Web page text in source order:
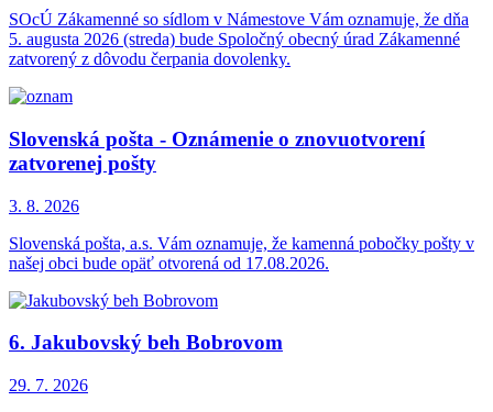
SOcÚ Zákamenné so sídlom v Námestove Vám oznamuje, že dňa
5. augusta 2026 (streda) bude Spoločný obecný úrad Zákamenné
zatvorený z dôvodu čerpania dovolenky.
Slovenská pošta - Oznámenie o znovuotvorení
zatvorenej pošty
3. 8. 2026
Slovenská pošta, a.s. Vám oznamuje, že kamenná pobočky pošty v
našej obci bude opäť otvorená od 17.08.2026.
6. Jakubovský beh Bobrovom
29. 7. 2026